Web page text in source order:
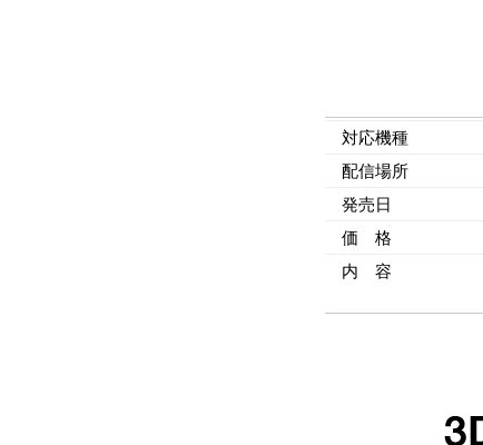
対応機種
配信場所
発売日
価 格
内 容